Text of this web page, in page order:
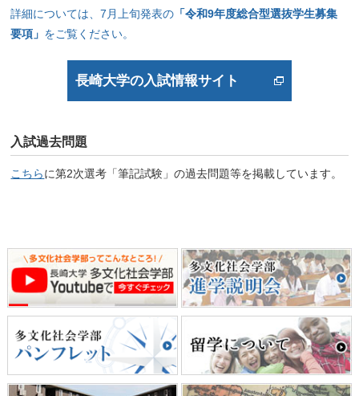
詳細については、7月上旬発表の 「令和9年度総合型選抜学生募集
要項」 をご覧ください。
長崎大学の入試情報サイト
入試過去問題
こちらに第2次選考「筆記試験」の過去問題等を掲載しています。